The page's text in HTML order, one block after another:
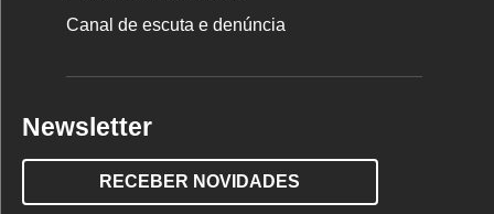
Canal de escuta e denúncia
Newsletter
RECEBER NOVIDADES